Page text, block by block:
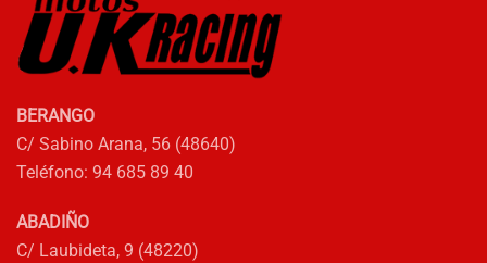
BERANGO
C/ Sabino Arana, 56 (48640)
Teléfono: 94 685 89 40
ABADIÑO
C/ Laubideta, 9 (48220)